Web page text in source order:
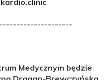
Medycznym będzie